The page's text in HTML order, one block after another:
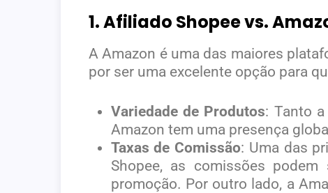
1. Afiliado Shopee vs.
A Amazon é uma das maiores
por ser uma excelente opção para
Variedade de Produtos: Tanto
Amazon tem uma presença
Taxas de Comissão: Uma das
Shopee, as comissões
promoção. Por outro lado, a